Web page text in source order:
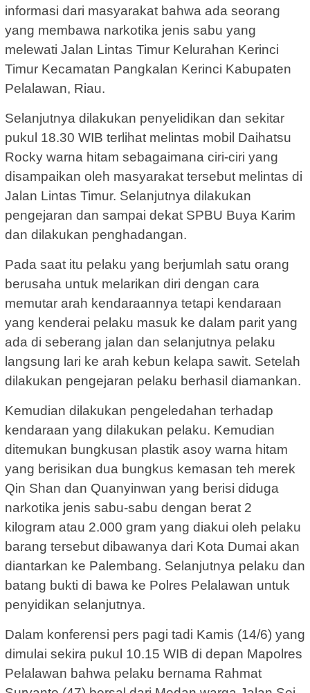
informasi dari masyarakat bahwa ada seorang
yang membawa narkotika jenis sabu yang
melewati Jalan Lintas Timur Kelurahan Kerinci
Timur Kecamatan Pangkalan Kerinci Kabupaten
Pelalawan, Riau.
Selanjutnya dilakukan penyelidikan dan sekitar
pukul 18.30 WIB terlihat melintas mobil Daihatsu
Rocky warna hitam sebagaimana ciri-ciri yang
disampaikan oleh masyarakat tersebut melintas di
Jalan Lintas Timur. Selanjutnya dilakukan
pengejaran dan sampai dekat SPBU Buya Karim
dan dilakukan penghadangan.
Pada saat itu pelaku yang berjumlah satu orang
berusaha untuk melarikan diri dengan cara
memutar arah kendaraannya tetapi kendaraan
yang kenderai pelaku masuk ke dalam parit yang
ada di seberang jalan dan selanjutnya pelaku
langsung lari ke arah kebun kelapa sawit. Setelah
dilakukan pengejaran pelaku berhasil diamankan.
Kemudian dilakukan pengeledahan terhadap
kendaraan yang dilakukan pelaku. Kemudian
ditemukan bungkusan plastik asoy warna hitam
yang berisikan dua bungkus kemasan teh merek
Qin Shan dan Quanyinwan yang berisi diduga
narkotika jenis sabu-sabu dengan berat 2
kilogram atau 2.000 gram yang diakui oleh pelaku
barang tersebut dibawanya dari Kota Dumai akan
diantarkan ke Palembang. Selanjutnya pelaku dan
batang bukti di bawa ke Polres Pelalawan untuk
penyidikan selanjutnya.
Dalam konferensi pers pagi tadi Kamis (14/6) yang
dimulai sekira pukul 10.15 WIB di depan Mapolres
Pelalawan bahwa pelaku bernama Rahmat